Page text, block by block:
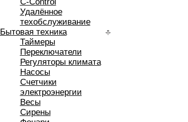
Удалённое
техобслуживание
Бытовая техника
Таймеры
Переключатели
Регуляторы климата
Насосы
Счетчики
электроэнергии
Весы
Сирены